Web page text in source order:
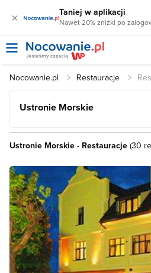
× Taniej w aplikacji
Nawet 20% zniżki po
Nocowanie.pl Restauracje
Ustronie Morskie
Ustronie Morskie - Restauracje (30